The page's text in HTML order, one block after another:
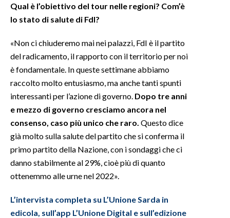
#CARAUNIONE
3 MINUTI CON
INSULARITÀ
INFO AZIENDE
ABBONATI
ANNUNCI
NECROLOGI
PUBBLICITÀ
SPIAGGE
Qual è l’obiettivo del tour nelle regioni? Com’è
lo stato di salute di FdI?
«Non ci chiuderemo mai nei palazzi, FdI è il partito
del radicamento, il rapporto con il territorio per noi
è fondamentale. In queste settimane abbiamo
raccolto molto entusiasmo, ma anche tanti spunti
interessanti per l’azione di governo. Dopo tre anni
e mezzo di governo cresciamo ancora nel
consenso, caso più unico che raro. Questo dice
già molto sulla salute del partito che si conferma il
primo partito della Nazione, con i sondaggi che ci
danno stabilmente al 29%, cioè più di quanto
ottenemmo alle urne nel 2022».
L’intervista completa su L’Unione Sarda in
edicola, sull’app L’Unione Digital e sull’edizione